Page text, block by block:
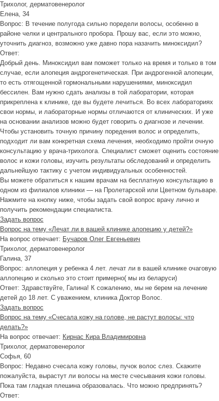
Трихолог, дерматовенеролог
Елена, 34
Вопрос: В течение полугода сильно поредели волосы, особенно в
районе челки и центрального пробора. Прошу вас, если это можно,
уточнить диагноз, возможно уже давно пора назачить миноксидил?
Ответ:
Добрый день. Миноксидил вам поможет только на время и только в том
случае, если алопеция андрогенетическая. При андрогенной алопеции,
то есть отягощенной гормональными нарушениями, миноксидил
бессилен. Вам нужно сдать анализы в той лаборатории, которая
прикреплена к клинике, где вы будете лечиться. Во всех лабораториях
свои нормы, и лабораторные нормы отличаются от клинических. И уже
на основании анализов можно будет говорить о диагнозе и лечении.
Чтобы установить точную причину поредения волос и определить,
подходит ли вам конкретная схема лечения, необходимо пройти очную
консультацию у врача-трихолога. Специалист сможет оценить состояние
волос и кожи головы, изучить результаты обследований и определить
дальнейшую тактику с учетом индивидуальных особенностей.
Вы можете обратиться к нашим врачам на бесплатную консультацию в
одном из филиалов клиники — на Пролетарской или Цветном бульваре.
Нажмите на кнопку ниже, чтобы задать свой вопрос врачу лично и
получить рекомендации специалиста.
Задать вопрос
Вопрос на тему «Лечат ли в вашей клинике алопецию у детей?»
На вопрос отвечает: Бучаров Олег Евгеньевич
Трихолог, дерматовенеролог
Галина, 37
Вопрос: аллопеция у ребенка 4 лет. лечат ли в вашей клинике очаговую
аллопецию и сколько это стоит примерно( мы из беларуси)
Ответ: Здравствуйте, Галина! К сожалению, мы не берем на лечение
детей до 18 лет. С уважением, клиника Доктор Волос.
Задать вопрос
Вопрос на тему «Счесала кожу на голове, не растут волосы: что
делать?»
На вопрос отвечает: Кирнас Кира Владимировна
Трихолог, дерматовенеролог
Софья, 60
Вопрос: Недавно счесала кожу головы, пучок волос слез. Скажите
пожалуйста, вырастут ли волосы на месте счесывания кожи головы.
Пока там гладкая плешина образовалась. Что можно предпринять?
Ответ: